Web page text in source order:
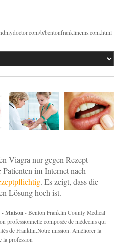
b/bentonfranklincms.com.html
Viagra nur gegen Rezept
im Internet nach
. Es zeigt, dass die
Lösung hoch ist.
- Maison- Benton Franklin County Medical
professionnelle composée de médecins qui
de Franklin.Notre mission: Améliorer la
la profession